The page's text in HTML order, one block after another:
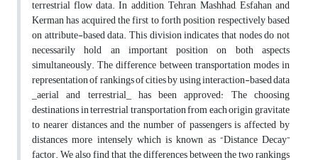
terrestrial flow data. In addition, Tehran, Mashhad, Esfahan and
Kerman has acquired the first to forth position respectively based
on attribute-based data. This division indicates that nodes do not
necessarily hold an important position on both aspects
simultaneously. The difference between transportation modes in
representation of rankings of cities by using interaction-based data
_aerial and terrestrial_ has been approved: The choosing
destinations in terrestrial transportation from each origin gravitate
to nearer distances and the number of passengers is affected by
distances more intensely which is known as “Distance Decay”
factor. We also find that the differences between the two rankings